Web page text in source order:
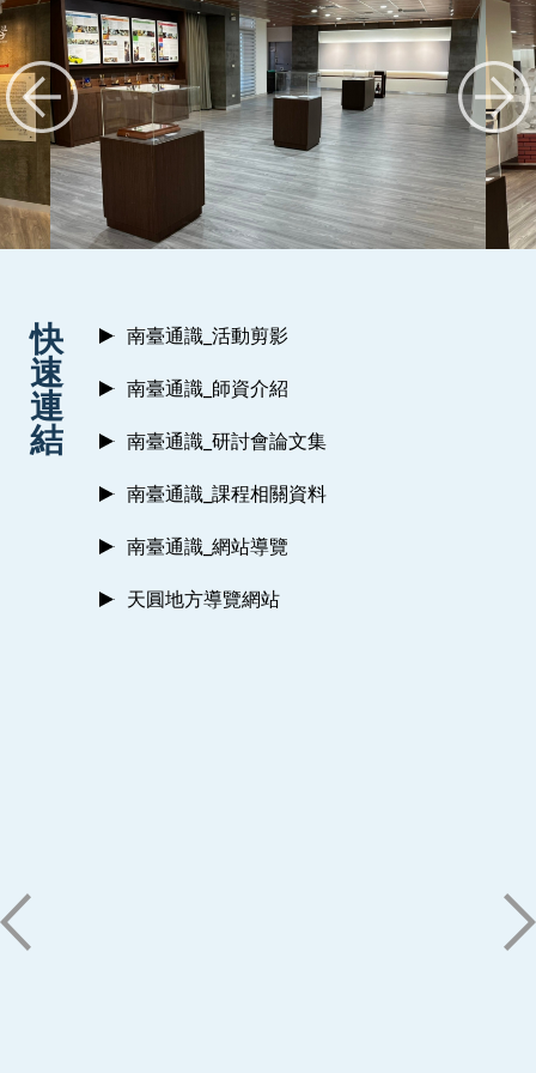
快
速
連
結
南臺通識_活動剪影
南臺通識_師資介紹
南臺通識_研討會論文集
南臺通識_課程相關資料
南臺通識_網站導覽
天圓地方導覽網站